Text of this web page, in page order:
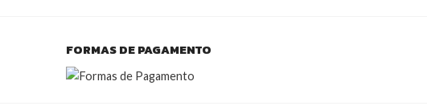
FORMAS DE PAGAMENTO